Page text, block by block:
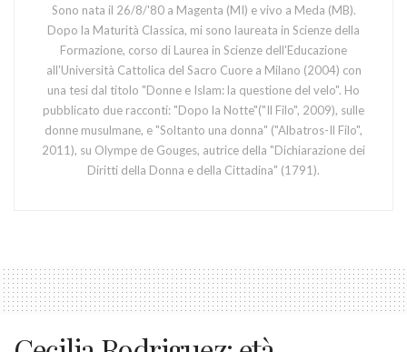
Sono nata il 26/8/'80 a Magenta (MI) e vivo a Meda (MB).
Dopo la Maturità Classica, mi sono laureata in Scienze della
Formazione, corso di Laurea in Scienze dell'Educazione
all'Università Cattolica del Sacro Cuore a Milano (2004) con
una tesi dal titolo "Donne e Islam: la questione del velo". Ho
pubblicato due racconti: "Dopo la Notte"("Il Filo", 2009), sulle
donne musulmane, e "Soltanto una donna" ("Albatros-Il Filo",
2011), su Olympe de Gouges, autrice della "Dichiarazione dei
Diritti della Donna e della Cittadina" (1791).